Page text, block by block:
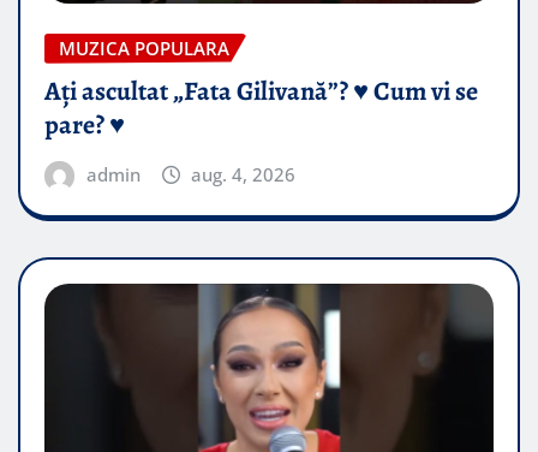
MUZICA POPULARA
Ați ascultat „Fata Gilivană”? ♥️ Cum vi se
pare? ♥️
admin aug. 4, 2026